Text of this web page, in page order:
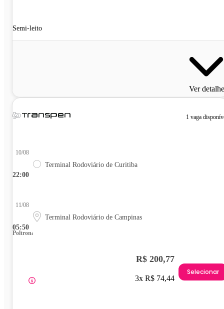
Semi-leito
Ver
1 vaga
22:00
10/08
Terminal Rodoviário de Curitiba
05:50
11/08
Terminal Rodoviário de Campinas
Poltrona
R$ 200,77
3x R$ 74,44
Selecionar